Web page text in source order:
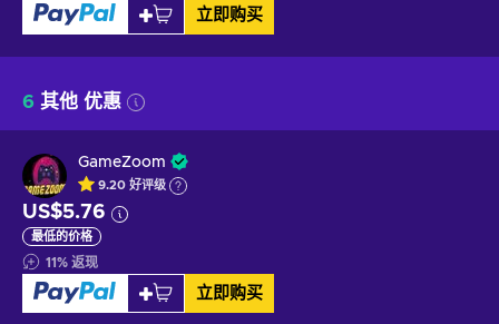
立即购买
6 其他 优惠
GameZoom
9.20 好评级
US$5.76
最低的价格
11% 返现
立即购买